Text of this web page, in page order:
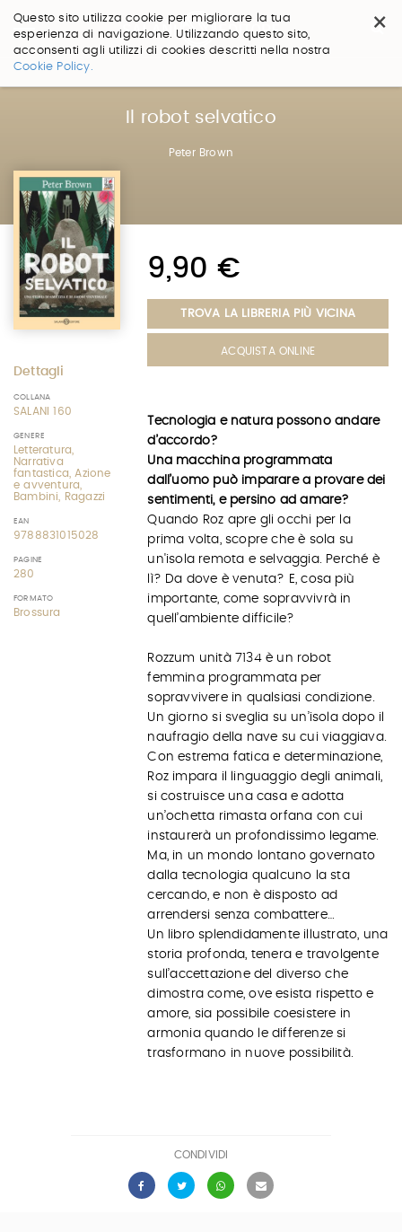
×
Questo sito utilizza cookie per migliorare la tua
esperienza di navigazione. Utilizzando questo sito,
acconsenti agli utilizzi di cookies descritti nella nostra
Cookie Policy.
Salta
Il robot selvatico
Peter Brown
Dettagli
COLLANA
SALANI 160
GENERE
Letteratura,
Narrativa
fantastica, Azione
e avventura,
Bambini, Ragazzi
EAN
9788831015028
PAGINE
280
FORMATO
Brossura
9,90 €
TROVA LA LIBRERIA PIÙ VICINA
ACQUISTA ONLINE
Tecnologia e natura possono andare
d’accordo?
Una macchina programmata
dall’uomo può imparare a provare dei
sentimenti, e persino ad amare?
Quando Roz apre gli occhi per la
prima volta, scopre che è sola su
un'isola remota e selvaggia. Perché è
lì? Da dove è venuta? E, cosa più
importante, come sopravvivrà in
quell’ambiente difficile?
Rozzum unità 7134 è un robot
femmina programmata per
sopravvivere in qualsiasi condizione.
Un giorno si sveglia su un’isola dopo il
naufragio della nave su cui viaggiava.
Con estrema fatica e determinazione,
Roz impara il linguaggio degli animali,
si costruisce una casa e adotta
un’ochetta rimasta orfana con cui
instaurerà un profondissimo legame.
Ma, in un mondo lontano governato
dalla tecnologia qualcuno la sta
cercando, e non è disposto ad
arrendersi senza combattere…
Un libro splendidamente illustrato, una
storia profonda, tenera e travolgente
sull’accettazione del diverso che
dimostra come, ove esista rispetto e
amore, sia possibile coesistere in
armonia quando le differenze si
trasformano in nuove possibilità.
CONDIVIDI